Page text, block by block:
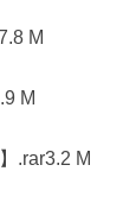
M
M
.rar3.2 M